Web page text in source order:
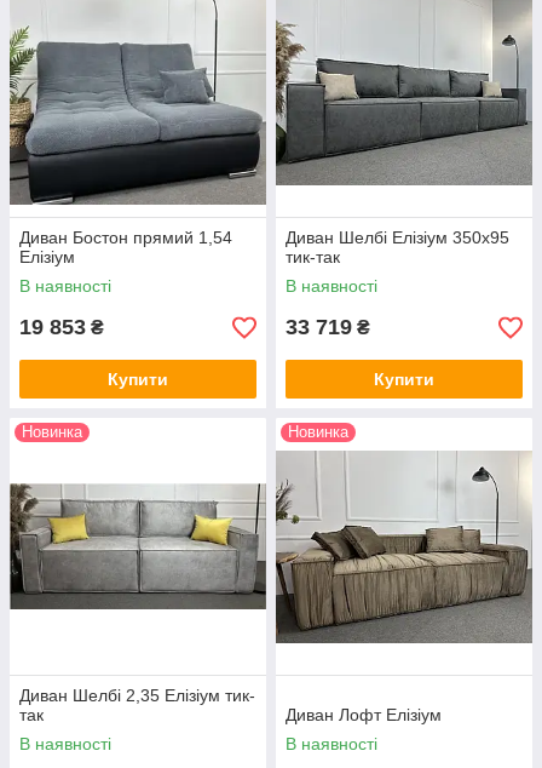
Диван Бостон прямий 1,54
Елізіум
В наявності
19 853 ₴
Купити
Диван Шелбі Елізіум 350х95
тик-так
В наявності
33 719 ₴
Купити
Новинка
Диван Шелбі 2,35 Елізіум тик-
так
В наявності
Новинка
Диван Лофт Елізіум
В наявності